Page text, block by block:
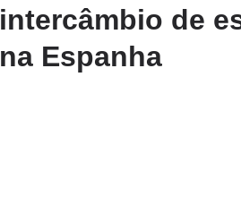
intercâmbio de
na Espanha